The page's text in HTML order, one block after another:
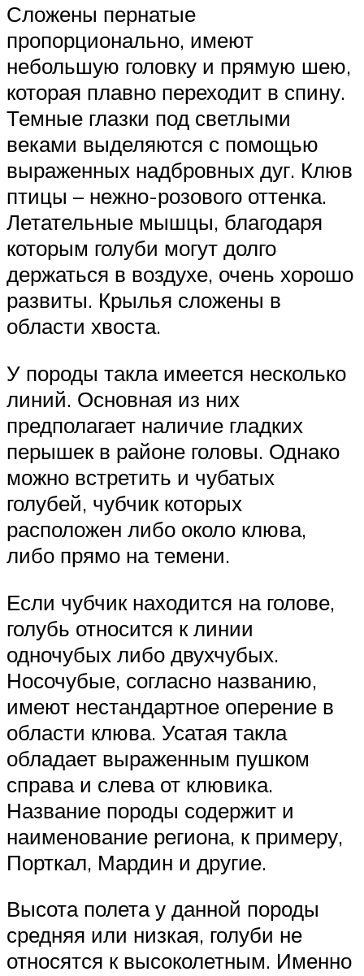
Сложены пернатые
пропорционально, имеют
небольшую головку и прямую шею,
которая плавно переходит в спину.
Темные глазки под светлыми
веками выделяются с помощью
выраженных надбровных дуг. Клюв
птицы – нежно-розового оттенка.
Летательные мышцы, благодаря
которым голуби могут долго
держаться в воздухе, очень хорошо
развиты. Крылья сложены в
области хвоста.
У породы такла имеется несколько
линий. Основная из них
предполагает наличие гладких
перышек в районе головы. Однако
можно встретить и чубатых
голубей, чубчик которых
расположен либо около клюва,
либо прямо на темени.
Если чубчик находится на голове,
голубь относится к линии
одночубых либо двухчубых.
Носочубые, согласно названию,
имеют нестандартное оперение в
области клюва. Усатая такла
обладает выраженным пушком
справа и слева от клювика.
Название породы содержит и
наименование региона, к примеру,
Порткал, Мардин и другие.
Высота полета у данной породы
средняя или низкая, голуби не
относятся к высоколетным. Именно